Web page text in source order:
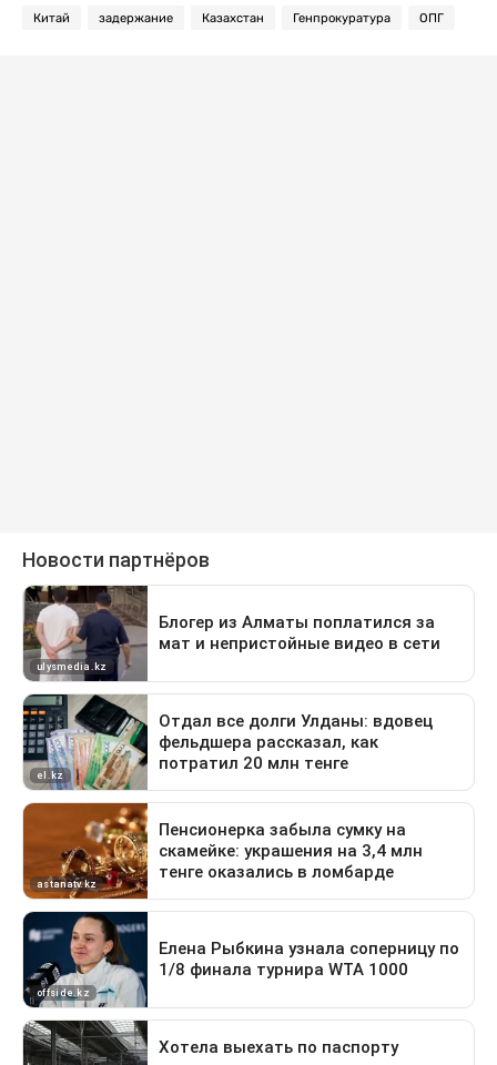
Китай задержание Казахстан Генпрокуратура ОПГ